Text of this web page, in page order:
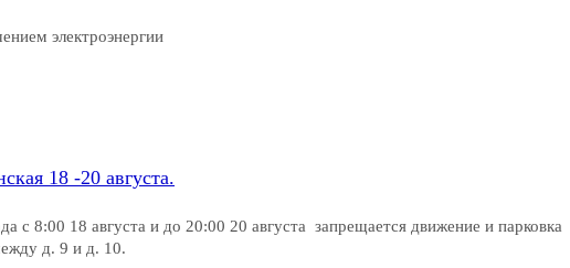
электроэнергии
18 -20 августа.
с 8:00 18 августа и до 20:00 20 августа запрещается движение и парковка
д. 9 и д. 10.